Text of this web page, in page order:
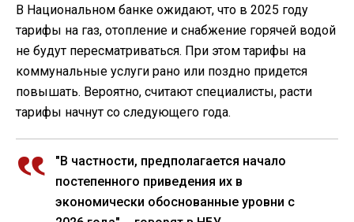
В Национальном банке ожидают, что в 2025 году
тарифы на газ, отопление и снабжение горячей водой
не будут пересматриваться. При этом тарифы на
коммунальные услуги рано или поздно придется
повышать. Вероятно, считают специалисты, расти
тарифы начнут со следующего года.
"В частности, предполагается начало
постепенного приведения их в
экономически обоснованные уровни с